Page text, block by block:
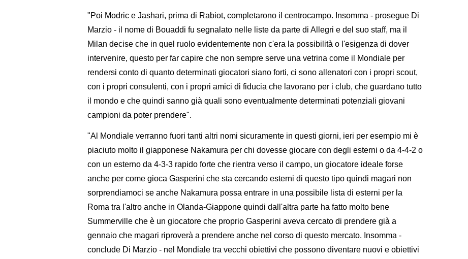
"Poi Modric e Jashari, prima di Rabiot, completarono il centrocampo. Insomma - prosegue Di
Marzio - il nome di Bouaddi fu segnalato nelle liste da parte di Allegri e del suo staff, ma il
Milan decise che in quel ruolo evidentemente non c'era la possibilità o l'esigenza di dover
intervenire, questo per far capire che non sempre serve una vetrina come il Mondiale per
rendersi conto di quanto determinati giocatori siano forti, ci sono allenatori con i propri scout,
con i propri consulenti, con i propri amici di fiducia che lavorano per i club, che guardano tutto
il mondo e che quindi sanno già quali sono eventualmente determinati potenziali giovani
campioni da poter prendere".
"Al Mondiale verranno fuori tanti altri nomi sicuramente in questi giorni, ieri per esempio mi è
piaciuto molto il giapponese Nakamura per chi dovesse giocare con degli esterni o da 4-4-2 o
con un esterno da 4-3-3 rapido forte che rientra verso il campo, un giocatore ideale forse
anche per come gioca Gasperini che sta cercando esterni di questo tipo quindi magari non
sorprendiamoci se anche Nakamura possa entrare in una possibile lista di esterni per la
Roma tra l'altro anche in Olanda-Giappone quindi dall'altra parte ha fatto molto bene
Summerville che è un giocatore che proprio Gasperini aveva cercato di prendere già a
gennaio che magari riproverà a prendere anche nel corso di questo mercato. Insomma -
conclude Di Marzio - nel Mondiale tra vecchi obiettivi che possono diventare nuovi e obiettivi